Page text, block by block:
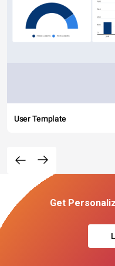
User Template
Get